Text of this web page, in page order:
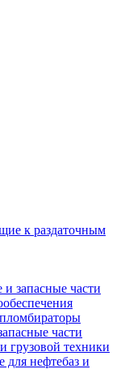
к раздаточным
запасные части
части
грузовой техники
для нефтебаз и